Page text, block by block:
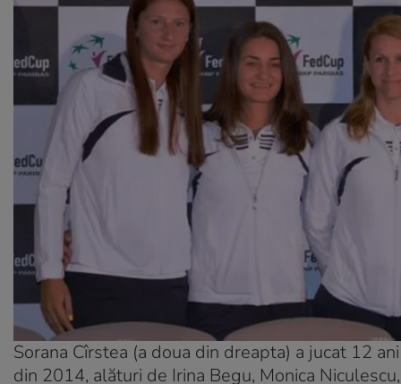
Sorana Cîrstea (a doua din dreapta) a jucat 12
din 2014, alături de Irina Begu, Monica